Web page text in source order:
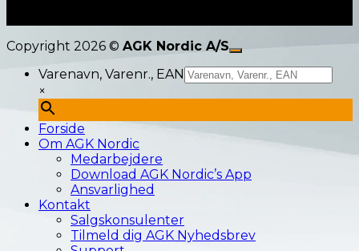
Copyright 2026 © AGK Nordic A/S
Varenavn, Varenr., EAN
×
Forside
Om AGK Nordic
Medarbejdere
Download AGK Nordic’s App
Ansvarlighed
Kontakt
Salgskonsulenter
Tilmeld dig AGK Nyhedsbrev